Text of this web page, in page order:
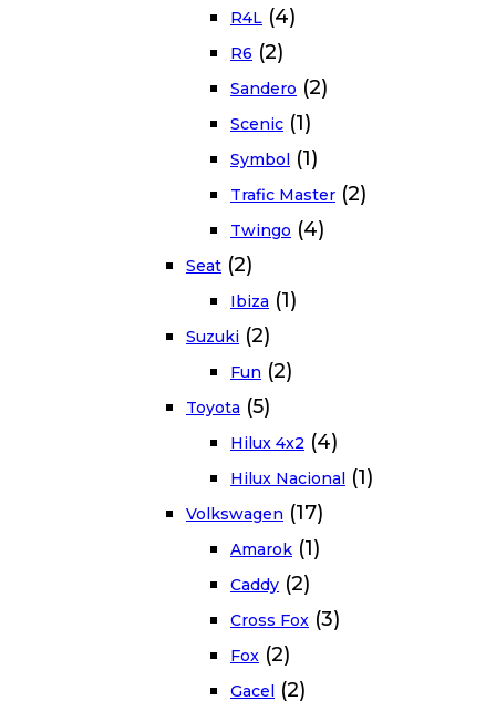
R4L (4)
R6 (2)
Sandero (2)
Scenic (1)
Symbol (1)
Trafic Master (2)
Twingo (4)
Seat (2)
Ibiza (1)
Suzuki (2)
Fun (2)
Toyota (5)
Hilux 4x2 (4)
Hilux Nacional (1)
Volkswagen (17)
Amarok (1)
Caddy (2)
Cross Fox (3)
Fox (2)
Gacel (2)